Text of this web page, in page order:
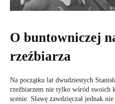
O buntowniczej
rzeźbiarza
Na początku lat dwudziestych
rzeźbiarzem nie tylko wśród swoich
scenie. Sławę zawdzięczał jednak